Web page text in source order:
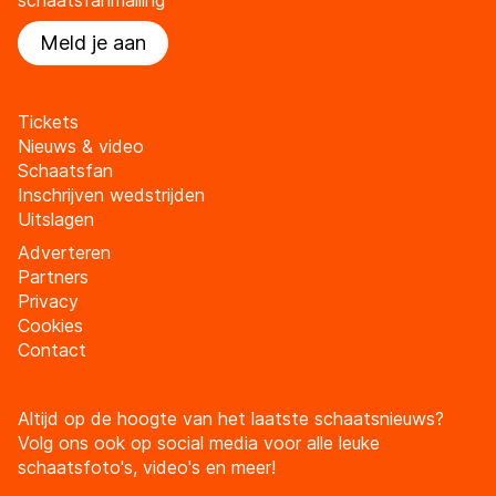
Meld je aan
Tickets
Nieuws & video
Schaatsfan
Inschrijven wedstrijden
Uitslagen
Adverteren
Partners
Privacy
Cookies
Contact
Altijd op de hoogte van het laatste schaatsnieuws?
Volg ons ook op social media voor alle leuke
schaatsfoto's, video's en meer!